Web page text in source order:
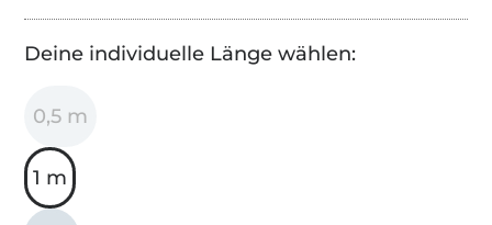
Deine individuelle Länge wählen:
0,5 m
1 m